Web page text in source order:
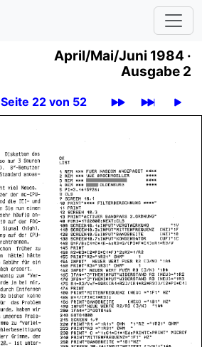
April/Mai/Juni 1984 ·
Ausgabe 2
Seite 22 von 52